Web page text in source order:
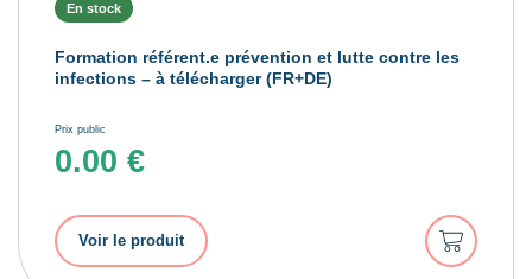
En stock
Formation référent.e prévention et lutte contre les
infections – à télécharger (FR+DE)
Prix public
0.00 €
Voir le produit
Ajouter
au
panier